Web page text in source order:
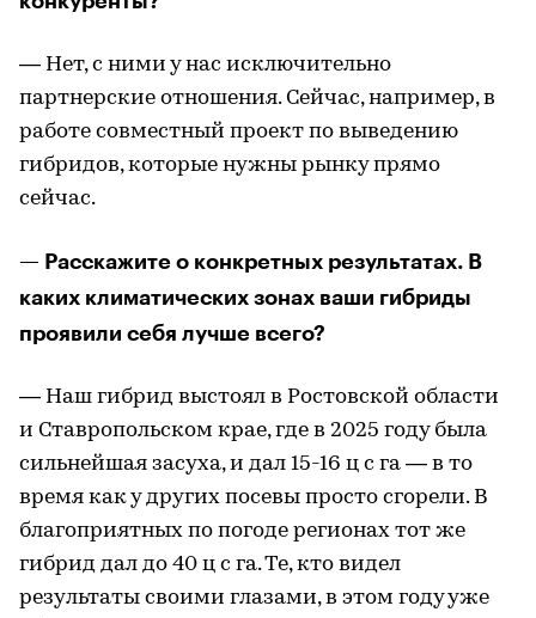
— Нет, с ними у нас исключительно
партнерские отношения. Сейчас, например, в
работе совместный проект по выведению
гибридов, которые нужны рынку прямо
сейчас.
— Расскажите о конкретных результатах. В
каких климатических зонах ваши гибриды
проявили себя лучше всего?
— Наш гибрид выстоял в Ростовской области
и Ставропольском крае, где в 2025 году была
сильнейшая засуха, и дал 15-16 ц с га — в то
время как у других посевы просто сгорели. В
благоприятных по погоде регионах тот же
гибрид дал до 40 ц с га. Те, кто видел
результаты своими глазами, в этом году уже